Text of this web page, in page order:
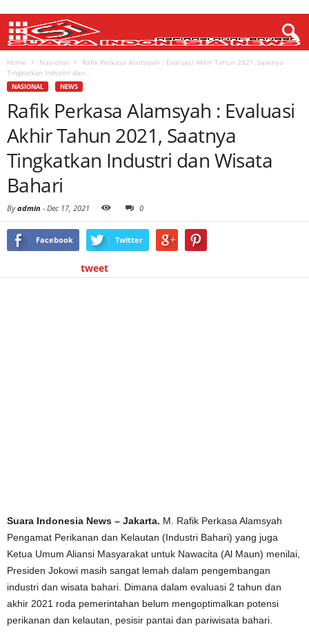
Home Nasional
Rafik Perkasa Alamsyah : Evaluasi Akhir Tahun 2021, Saatnya
Tingkatkan Industri dan...
NASIONAL NEWS
Rafik Perkasa Alamsyah : Evaluasi
Akhir Tahun 2021, Saatnya
Tingkatkan Industri dan Wisata
Bahari
Byadmin - Dec 17, 2021 0
Facebook Twitter
tweet
Suara Indonesia News – Jakarta. M. Rafik Perkasa Alamsyah
Pengamat Perikanan dan Kelautan (Industri Bahari) yang juga
Ketua Umum Aliansi Masyarakat untuk Nawacita (Al Maun) menilai,
Presiden Jokowi masih sangat lemah dalam pengembangan
industri dan wisata bahari. Dimana dalam evaluasi 2 tahun dan
akhir 2021 roda pemerintahan belum mengoptimalkan potensi
perikanan dan kelautan, pesisir pantai dan pariwisata bahari.